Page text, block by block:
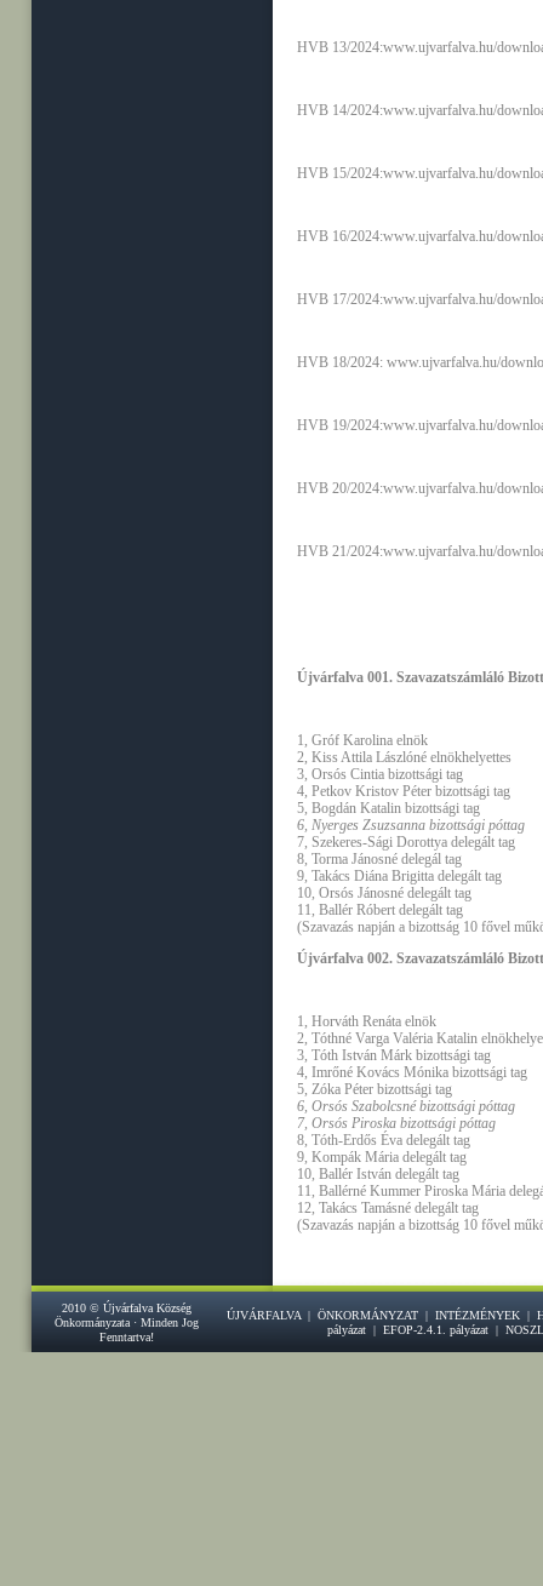
HVB 13/2024:www.ujvarfalva.hu/
HVB 14/2024:www.ujvarfalva.hu/
HVB 15/2024:www.ujvarfalva.hu/
HVB 16/2024:www.ujvarfalva.hu/
HVB 17/2024:www.ujvarfalva.hu/
HVB 18/2024: www.ujvarfalva.hu/
HVB 19/2024:www.ujvarfalva.hu/
HVB 20/2024:www.ujvarfalva.hu/
HVB 21/2024:www.ujvarfalva.hu/
Újvárfalva 001. Szavazatszámláló
1, Gróf Karolina elnök
2, Kiss Attila Lászlóné elnökhelyettes
3, Orsós Cintia bizottsági tag
4, Petkov Kristov Péter bizottsági tag
5, Bogdán Katalin bizottsági tag
6, Nyerges Zsuzsanna bizottsági póttag
7, Szekeres-Sági Dorottya delegált tag
8, Torma Jánosné delegál tag
9, Takács Diána Brigitta delegált tag
10, Orsós Jánosné delegált tag
11, Ballér Róbert delegált tag
(Szavazás napján a bizottság 10 fővel
Újvárfalva 002. Szavazatszámláló
1, Horváth Renáta elnök
2, Tóthné Varga Valéria Katalin
3, Tóth István Márk bizottsági tag
4, Imrőné Kovács Mónika bizottsági tag
5, Zóka Péter bizottsági tag
6, Orsós Szabolcsné bizottsági póttag
7, Orsós Piroska bizottsági póttag
8, Tóth-Erdős Éva delegált tag
9, Kompák Mária delegált tag
10, Ballér István delegált tag
11, Ballérné Kummer Piroska Mária
12, Takács Tamásné delegált tag
(Szavazás napján a bizottság 10 fővel
2010 © Újvárfalva Község
Önkormányzata · Minden Jog
Fenntartva!
ÚJVÁRFALVA | ÖNKORMÁNYZAT | INTÉZMÉNYEK |
pályázat| EFOP-2.4.1. pályázat|